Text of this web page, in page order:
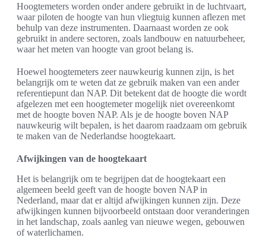
Hoogtemeters worden onder andere gebruikt in de luchtvaart,
waar piloten de hoogte van hun vliegtuig kunnen aflezen met
behulp van deze instrumenten. Daarnaast worden ze ook
gebruikt in andere sectoren, zoals landbouw en natuurbeheer,
waar het meten van hoogte van groot belang is.
Hoewel hoogtemeters zeer nauwkeurig kunnen zijn, is het
belangrijk om te weten dat ze gebruik maken van een ander
referentiepunt dan NAP. Dit betekent dat de hoogte die wordt
afgelezen met een hoogtemeter mogelijk niet overeenkomt
met de hoogte boven NAP. Als je de hoogte boven NAP
nauwkeurig wilt bepalen, is het daarom raadzaam om gebruik
te maken van de Nederlandse hoogtekaart.
Afwijkingen van de hoogtekaart
Het is belangrijk om te begrijpen dat de hoogtekaart een
algemeen beeld geeft van de hoogte boven NAP in
Nederland, maar dat er altijd afwijkingen kunnen zijn. Deze
afwijkingen kunnen bijvoorbeeld ontstaan door veranderingen
in het landschap, zoals aanleg van nieuwe wegen, gebouwen
of waterlichamen.